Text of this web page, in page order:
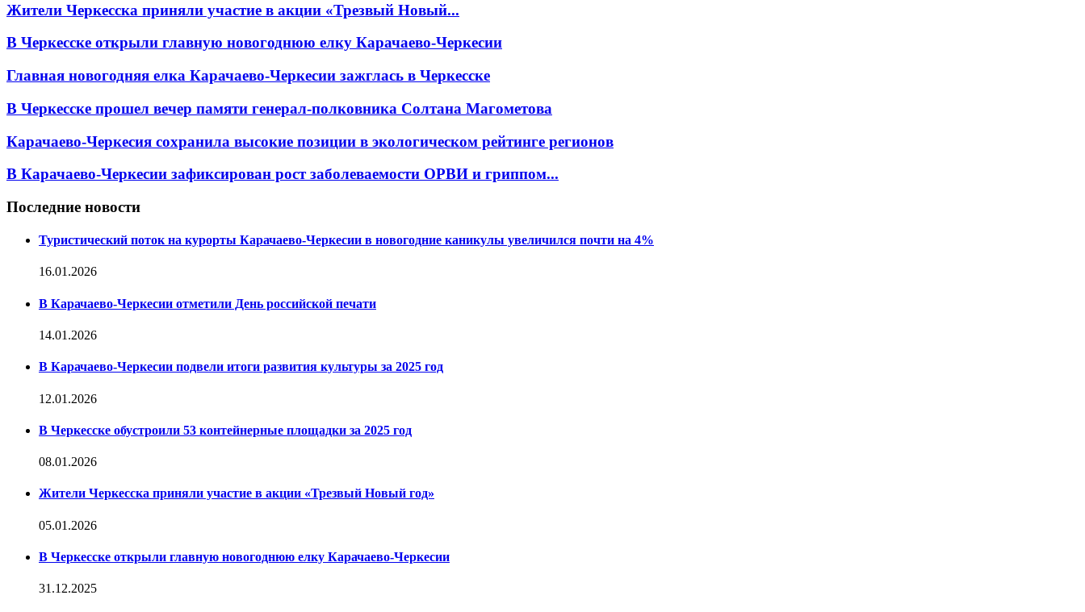
Жители Черкесска приняли участие в акции «Трезвый Новый...
В Черкесске открыли главную новогоднюю елку Карачаево-Черкесии
Главная новогодняя елка Карачаево-Черкесии зажглась в Черкесске
В Черкесске прошел вечер памяти генерал-полковника Солтана Магометова
Карачаево-Черкесия сохранила высокие позиции в экологическом рейтинге регионов
В Карачаево-Черкесии зафиксирован рост заболеваемости ОРВИ и гриппом...
Последние новости
Туристический поток на курорты Карачаево-Черкесии в новогодние каникулы увеличился почти на 4%
16.01.2026
В Карачаево-Черкесии отметили День российской печати
14.01.2026
В Карачаево-Черкесии подвели итоги развития культуры за 2025 год
12.01.2026
В Черкесске обустроили 53 контейнерные площадки за 2025 год
08.01.2026
Жители Черкесска приняли участие в акции «Трезвый Новый год»
05.01.2026
В Черкесске открыли главную новогоднюю елку Карачаево-Черкесии
31.12.2025